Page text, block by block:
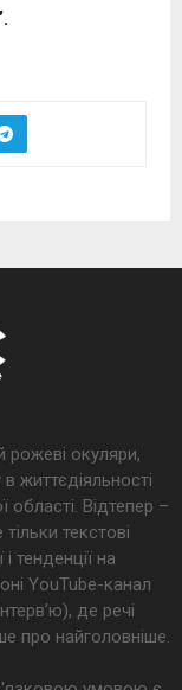
окуляри,
життєдіяльності
області. Відтепер –
текстові
тенденції на
YouTube-канал
де речі
про найголовніше.